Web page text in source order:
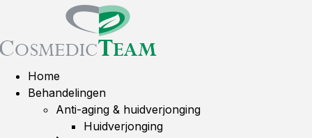
Home
Behandelingen
Anti-aging & huidverjonging
Huidverjonging